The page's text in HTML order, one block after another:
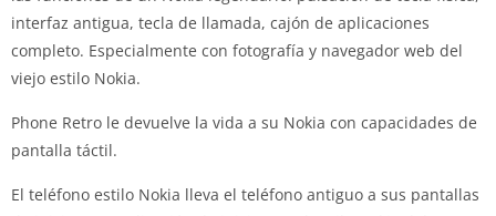
interfaz antigua, tecla de llamada, cajón de aplicaciones
completo. Especialmente con fotografía y navegador web del
viejo estilo Nokia.
Phone Retro le devuelve la vida a su Nokia con capacidades de
pantalla táctil.
El teléfono estilo Nokia lleva el teléfono antiguo a sus pantallas